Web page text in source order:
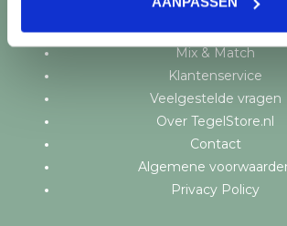
Batch, kaliber &
Garantie & klachten
Mix & Match
Klantenservice
Veelgestelde vragen
Over TegelStore.nl
Contact
Algemene
Privacy Policy